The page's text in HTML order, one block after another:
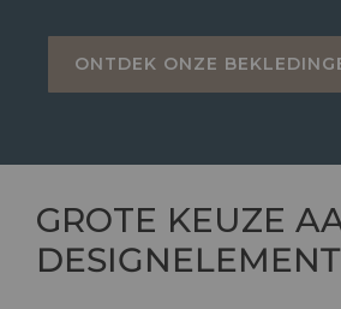
ONTDEK ONZE
GROTE KEUZE